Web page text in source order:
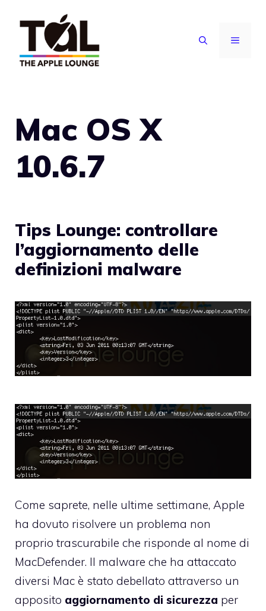
contenuto
MENU
Mac OS X
10.6.7
Tips Lounge: controllare
l’aggiornamento delle
definizioni malware
Come saprete, nelle ultime settimane, Apple
ha dovuto risolvere un problema non
proprio trascurabile che risponde al nome di
MacDefender. Il malware che ha attaccato
diversi Mac è stato debellato attraverso un
apposito aggiornamento di sicurezza per